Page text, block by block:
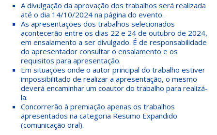
A divulgação da aprovação dos trabalhos será realizada
até o dia 14/10/2024 na página do evento.
As apresentações dos trabalhos selecionados
acontecerão entre os dias 22 e 24 de outubro de 2024,
em ensalamento a ser divulgado. É de responsabilidade
do apresentador consultar o ensalamento e os
requisitos para apresentação.
Em situações onde o autor principal do trabalho estiver
impossibilitado de realizar a apresentação, o mesmo
deverá encaminhar um coautor do trabalho para realizá-
la.
Concorrerão à premiação apenas os trabalhos
apresentados na categoria Resumo Expandido
(comunicação oral).